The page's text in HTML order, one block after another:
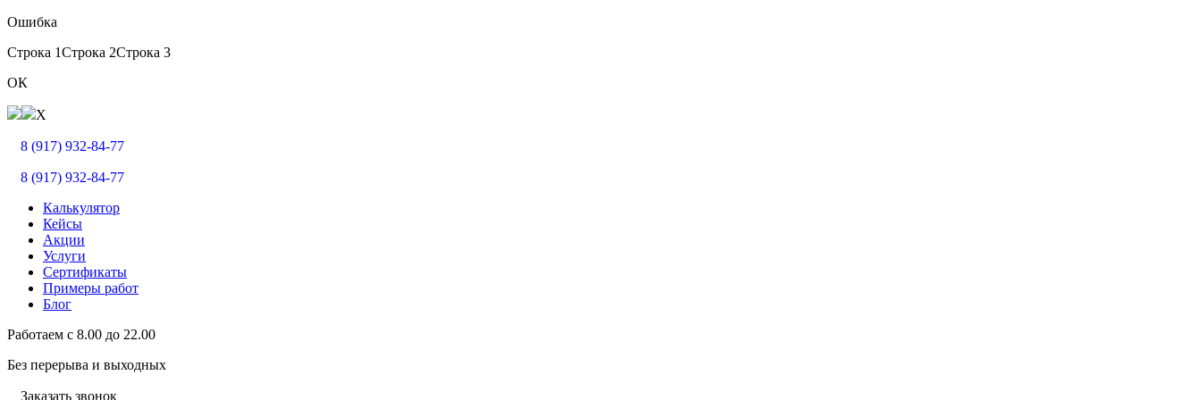
Ошибка
Строка 1Строка 2Строка 3
ОК
X
8 (917) 932-84-77
8 (917) 932-84-77
Калькулятор
Кейсы
Акции
Услуги
Сертификаты
Примеры работ
Блог
Работаем с 8.00 до 22.00
Без перерыва и выходных
Заказать звонок